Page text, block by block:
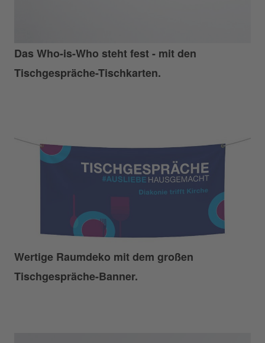
Das Who-is-Who steht fest - mit den
Tischgespräche-Tischkarten.
Wertige Raumdeko mit dem großen
Tischgespräche-Banner.